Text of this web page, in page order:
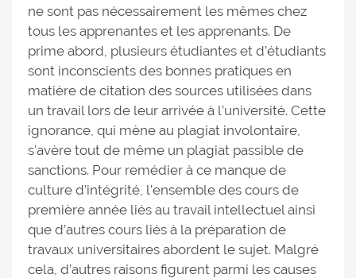
ne sont pas nécessairement les mêmes chez
tous les apprenantes et les apprenants. De
prime abord, plusieurs étudiantes et d’étudiants
sont inconscients des bonnes pratiques en
matière de citation des sources utilisées dans
un travail lors de leur arrivée à l’université. Cette
ignorance, qui mène au plagiat involontaire,
s’avère tout de même un plagiat passible de
sanctions. Pour remédier à ce manque de
culture d’intégrité, l’ensemble des cours de
première année liés au travail intellectuel ainsi
que d’autres cours liés à la préparation de
travaux universitaires abordent le sujet. Malgré
cela, d’autres raisons figurent parmi les causes